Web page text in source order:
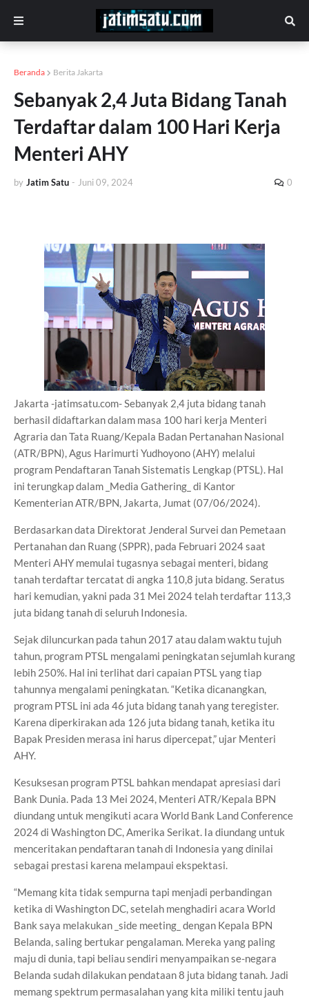
Beranda Berita Jakarta
Sebanyak 2,4 Juta Bidang Tanah
Terdaftar dalam 100 Hari Kerja
Menteri AHY
by Jatim Satu - Juni 09, 2024 0
Jakarta -jatimsatu.com- Sebanyak 2,4 juta bidang tanah
berhasil didaftarkan dalam masa 100 hari kerja Menteri
Agraria dan Tata Ruang/Kepala Badan Pertanahan Nasional
(ATR/BPN), Agus Harimurti Yudhoyono (AHY) melalui
program Pendaftaran Tanah Sistematis Lengkap (PTSL). Hal
ini terungkap dalam _Media Gathering_ di Kantor
Kementerian ATR/BPN, Jakarta, Jumat (07/06/2024).
Berdasarkan data Direktorat Jenderal Survei dan Pemetaan
Pertanahan dan Ruang (SPPR), pada Februari 2024 saat
Menteri AHY memulai tugasnya sebagai menteri, bidang
tanah terdaftar tercatat di angka 110,8 juta bidang. Seratus
hari kemudian, yakni pada 31 Mei 2024 telah terdaftar 113,3
juta bidang tanah di seluruh Indonesia.
Sejak diluncurkan pada tahun 2017 atau dalam waktu tujuh
tahun, program PTSL mengalami peningkatan sejumlah kurang
lebih 250%. Hal ini terlihat dari capaian PTSL yang tiap
tahunnya mengalami peningkatan. “Ketika dicanangkan,
program PTSL ini ada 46 juta bidang tanah yang teregister.
Karena diperkirakan ada 126 juta bidang tanah, ketika itu
Bapak Presiden merasa ini harus dipercepat,” ujar Menteri
AHY.
Kesuksesan program PTSL bahkan mendapat apresiasi dari
Bank Dunia. Pada 13 Mei 2024, Menteri ATR/Kepala BPN
diundang untuk mengikuti acara World Bank Land Conference
2024 di Washington DC, Amerika Serikat. Ia diundang untuk
menceritakan pendaftaran tanah di Indonesia yang dinilai
sebagai prestasi karena melampaui ekspektasi.
“Memang kita tidak sempurna tapi menjadi perbandingan
ketika di Washington DC, setelah menghadiri acara World
Bank saya melakukan _side meeting_ dengan Kepala BPN
Belanda, saling bertukar pengalaman. Mereka yang paling
maju di dunia, tapi beliau sendiri menyampaikan se-negara
Belanda sudah dilakukan pendataan 8 juta bidang tanah. Jadi
memang spektrum permasalahan yang kita miliki tentu jauh